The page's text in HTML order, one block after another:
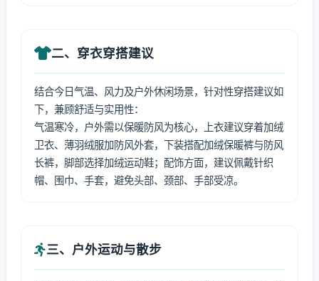
二、穿衣穿搭建议
结合今日气温、风力及户外休闲场景，针对性穿搭建议如
下，兼顾舒适与实用性：
气温寒冷，户外需以保暖防风为核心，上衣建议穿着加绒
卫衣、薄羽绒服加防风外套，下装搭配加绒保暖裤与防风
长裤，脚部选择加绒运动鞋；配饰方面，建议佩戴针织
帽、围巾、手套，避免头部、颈部、手部受凉。
三、户外运动与散步